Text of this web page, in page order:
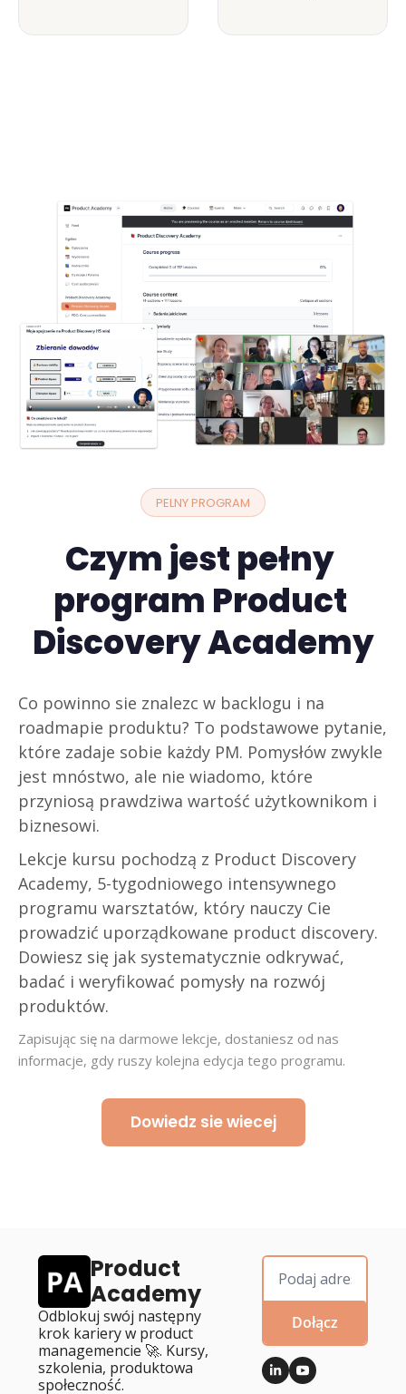
PELNY PROGRAM
Czym jest pełny
program Product
Discovery Academy
Co powinno sie znalezc w backlogu i na
roadmapie produktu? To podstawowe pytanie,
które zadaje sobie każdy PM. Pomysłów zwykle
jest mnóstwo, ale nie wiadomo, które
przyniosą prawdziwa wartość użytkownikom i
biznesowi.
Lekcje kursu pochodzą z Product Discovery
Academy, 5-tygodniowego intensywnego
programu warsztatów, który nauczy Cie
prowadzić uporządkowane product discovery.
Dowiesz się jak systematycznie odkrywać,
badać i weryfikować pomysły na rozwój
produktów.
Zapisując się na darmowe lekcje, dostaniesz od nas
informacje, gdy ruszy kolejna edycja tego programu.
Dowiedz sie wiecej
Product
Academy
Odblokuj swój następny
krok kariery w product
managemencie 🚀. Kursy,
szkolenia, produktowa
społeczność.
Dołącz